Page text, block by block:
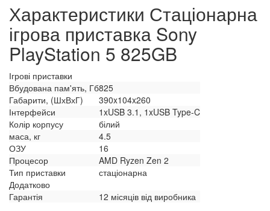
Характеристики Стаціонарна
ігрова приставка Sony
PlayStation 5 825GB
Ігрові приставки
Вбудована пам'ять, Гб825
Габарити, (ШхВхГ)
390x104x260
Інтерфейси
1xUSB 3.1, 1xUSB Type-C
Колір корпусу
білий
маса, кг
4.5
ОЗУ
16
Процесор
AMD Ryzen Zen 2
Тип приставки
стаціонарна
Додатково
Гарантія
12 місяців від виробника